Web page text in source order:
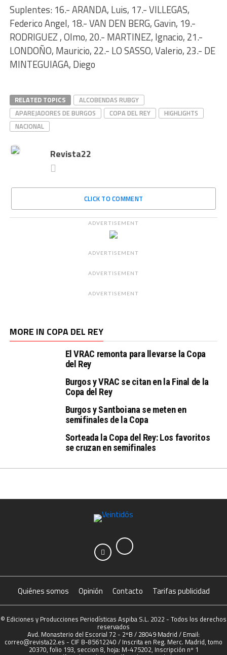
Suplentes: 16.- ARANDA, Luis, 17.- VILLEGAS,
Federico Angel, 18.- VAN DEN BERG, Gavin, 19.-
RODRIGUEZ , Olmo, 20.- MARTINEZ, Ignacio, 21.-
LONDOÑO, Mauricio, 22.- LO SASSO, Valerio, 23.- DE
MINTEGUIAGA, Diego
RELATED TOPICS
ALCOBENDAS RUBGY
APAREJADORES DE BURGOS
COPA DEL REY
HIGHLIGHTS
NACIONAL
Revista22
CLICK TO COMMENT
ADVERTISEMENT
ADVERTISEMENT
ADVERTISEMENT
ADVERTISEMENT
MORE IN COPA DEL REY
El VRAC remonta para llevarse la Copa
del Rey
Burgos y VRAC se citan en la Final de la
Copa del Rey
Burgos y Santboiana se meten en
semifinales de la Copa
Sorteada la Copa del Rey: Los favoritos
se cruzan en semifinales
Quiénes somos Opinión Contacto Tarifas publicidad
© Ediciones y Producciones Periodísticas Aspiba S.L. 2022 - Todos los derechos
reservados
Avd. Monasterio del Escorial 72 - 2ºB / 28049 Madrid / Email:
correo@revista22.es - CIF B-85612240 / Inscrita en Reg. Merc. Madrid, tomo
20370, folio 193, seccion 8, hoja: M-475202, Inscripción nº 1